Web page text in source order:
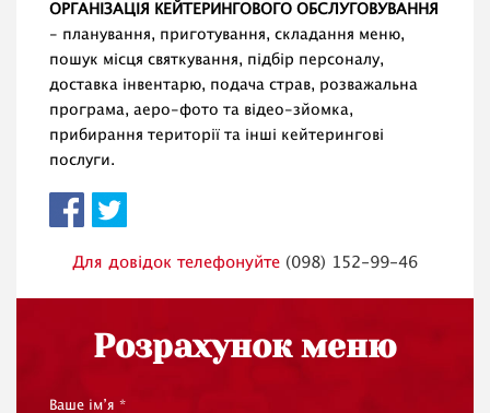
ОРГАНІЗАЦІЯ КЕЙТЕРИНГОВОГО ОБСЛУГОВУВАННЯ
- планування, приготування, складання меню,
пошук місця святкування, підбір персоналу,
доставка інвентарю, подача страв, розважальна
програма, аеро-фото та відео-зйомка,
прибирання території та інші кейтерингові
послуги.
Для довідок телефонуйте (098) 152-99-46
Розрахунок меню
Ваше ім’я *